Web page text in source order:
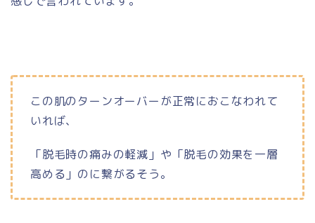
この肌のターンオーバーが正常におこなわれて
いれば、
「脱毛時の痛みの軽減」や「脱毛の効果を一層
高める」のに繋がるそう。